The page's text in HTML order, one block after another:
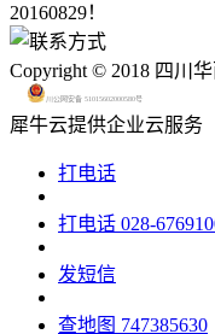
20160829！
Copyright © 2018 四川
川公网安备 51015602000580号
犀牛云提供企业云服务
打电话
打电话 028-
发短信
查地图 747385630